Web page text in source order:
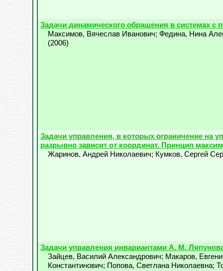
Задачи динамического обращения в системах с
Максимов, Вячеслав Иванович; Федина, Нина
(2006)
Задачи управления, в которых ограничение на
разрывно зависит от координат. Принцип
Жаринов, Андрей Николаевич; Кумков, Сергей
Задачи управления инвариантами А. М.
Зайцев, Василий Александрович; Макаров,
Константинович; Попова, Светлана Николаевна;